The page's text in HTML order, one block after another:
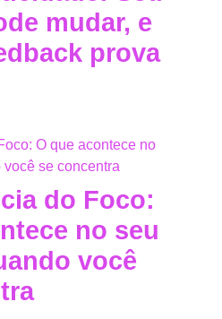
mudar, e
prova
do Foco:
no seu
você